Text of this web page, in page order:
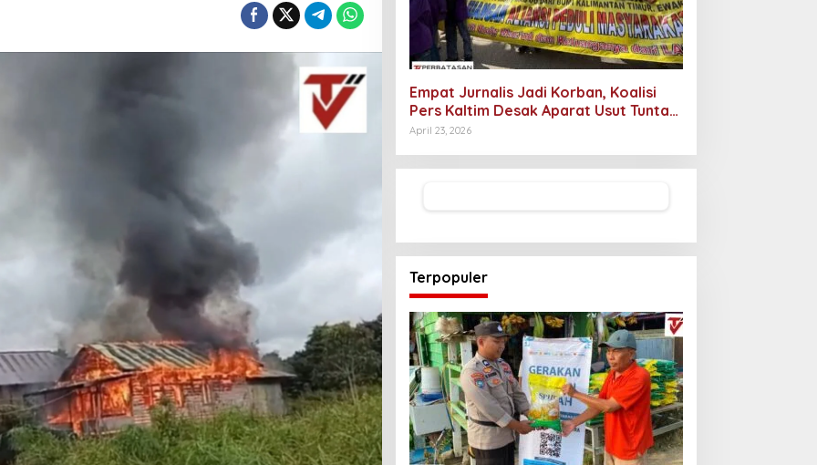
Empat Jurnalis Jadi Korban, Koalisi
Pers Kaltim Desak Aparat Usut Tuntas
Pelaku Intimidasi
April 23, 2026
Terpopuler